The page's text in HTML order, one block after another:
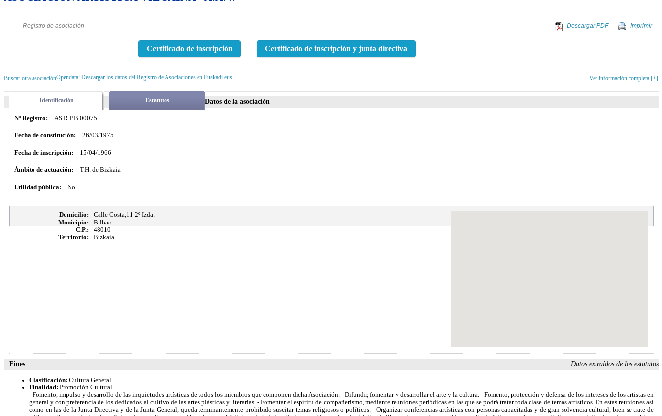
Registro de asociación Imprimir
Descargar PDF
Certificado de inscripción Certificado de inscripción y junta directiva
Buscar otra asociaciónOpendata: Descargar los datos del Registro de Asociaciones en Euskadi.eus Ver información completa [+]
Identificación Estatutos Datos de la asociación
Nº Registro: AS.R.P.B.00075
Fecha de constitución: 26/03/1975
Fecha de inscripción: 15/04/1966
Ámbito de actuación: T.H. de Bizkaia
Utilidad pública: No
Domicilio:
Calle Costa,11-2º Izda.
Municipio:
Bilbao
C.P.:
48010
Territorio:
Bizkaia
Fines Datos extraídos de los estatutos
Clasificación: Cultura General
Finalidad: Promoción Cultural
- Fomento, impulso y desarrollo de las inquietudes artísticas de todos los miembros que componen dicha Asociación. - Difundir, fomentar y desarrollar el arte y la cultura. - Fomento, protección y defensa de los intereses de los artistas en
general y con preferencia de los dedicados al cultivo de las artes plásticas y literarias. - Fomentar el espíritu de compañerismo, mediante reuniones periódicas en las que se podrá tratar toda clase de temas artísticos. En estas reuniones así
como en las de la Junta Directiva y de la Junta General, queda terminantemente prohibido suscitar temas religiosos o políticos. - Organizar conferencias artísticas con personas capacitadas y de gran solvencia cultural, bien se trate de